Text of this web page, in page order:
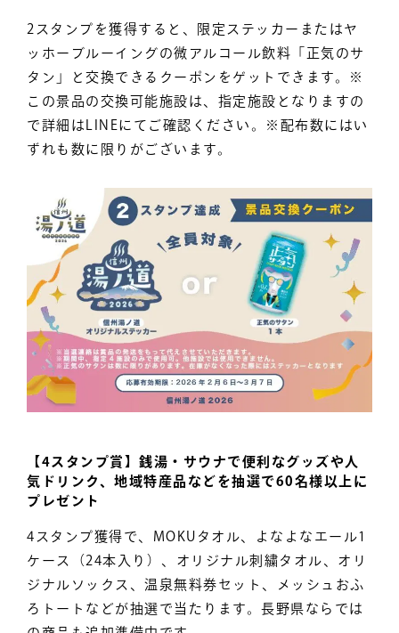
2スタンプを獲得すると、限定ステッカーまたはヤ
ッホーブルーイングの微アルコール飲料「正気のサ
タン」と交換できるクーポンをゲットできます。※
この景品の交換可能施設は、指定施設となりますの
で詳細はLINEにてご確認ください。※配布数にはい
ずれも数に限りがございます。
【4スタンプ賞】銭湯・サウナで便利なグッズや人
気ドリンク、地域特産品などを抽選で60名様以上に
プレゼント
4スタンプ獲得で、MOKUタオル、よなよなエール1
ケース（24本入り）、オリジナル刺繍タオル、オリ
ジナルソックス、温泉無料券セット、メッシュおふ
ろトートなどが抽選で当たります。長野県ならでは